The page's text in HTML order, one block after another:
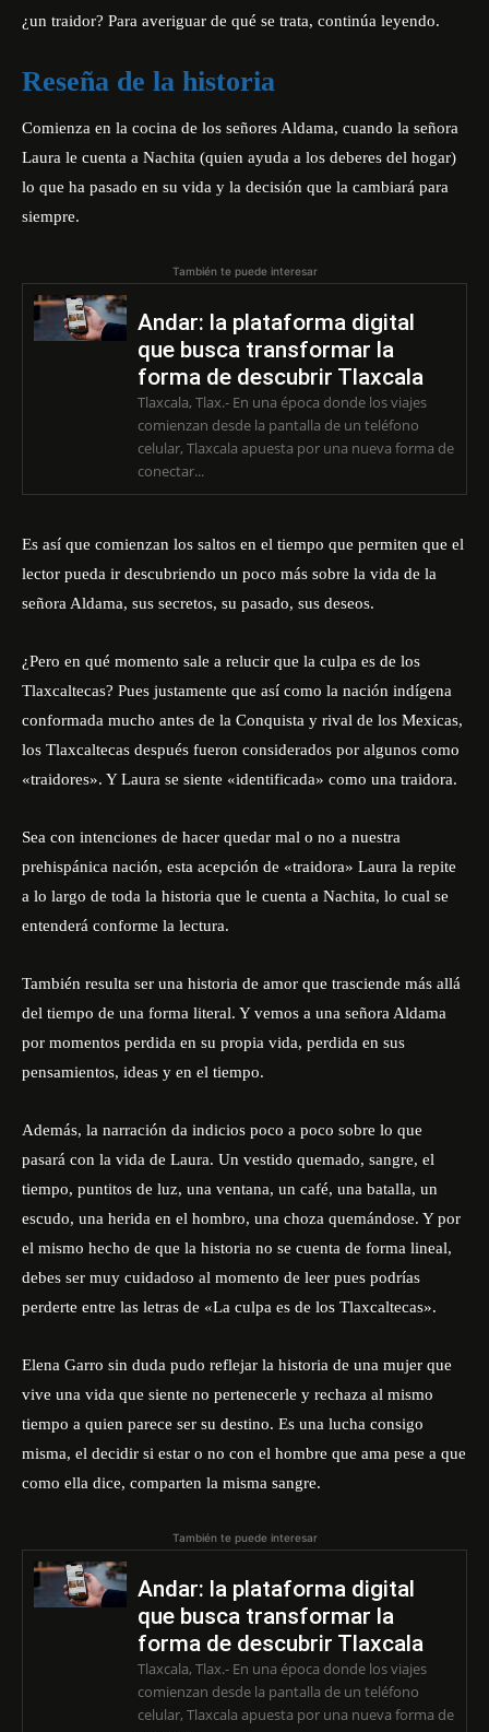
¿un traidor? Para averiguar de qué se trata, continúa leyendo.
Reseña de la historia
Comienza en la cocina de los señores Aldama, cuando la señora
Laura le cuenta a Nachita (quien ayuda a los deberes del hogar)
lo que ha pasado en su vida y la decisión que la cambiará para
siempre.
También te puede interesar
Andar: la plataforma digital
que busca transformar la
forma de descubrir Tlaxcala
Tlaxcala, Tlax.- En una época donde los viajes
comienzan desde la pantalla de un teléfono
celular, Tlaxcala apuesta por una nueva forma de
conectar...
Es así que comienzan los saltos en el tiempo que permiten que el
lector pueda ir descubriendo un poco más sobre la vida de la
señora Aldama, sus secretos, su pasado, sus deseos.
¿Pero en qué momento sale a relucir que la culpa es de los
Tlaxcaltecas? Pues justamente que así como la nación indígena
conformada mucho antes de la Conquista y rival de los Mexicas,
los Tlaxcaltecas después fueron considerados por algunos como
«traidores». Y Laura se siente «identificada» como una traidora.
Sea con intenciones de hacer quedar mal o no a nuestra
prehispánica nación, esta acepción de «traidora» Laura la repite
a lo largo de toda la historia que le cuenta a Nachita, lo cual se
entenderá conforme la lectura.
También resulta ser una historia de amor que trasciende más allá
del tiempo de una forma literal. Y vemos a una señora Aldama
por momentos perdida en su propia vida, perdida en sus
pensamientos, ideas y en el tiempo.
Además, la narración da indicios poco a poco sobre lo que
pasará con la vida de Laura. Un vestido quemado, sangre, el
tiempo, puntitos de luz, una ventana, un café, una batalla, un
escudo, una herida en el hombro, una choza quemándose. Y por
el mismo hecho de que la historia no se cuenta de forma lineal,
debes ser muy cuidadoso al momento de leer pues podrías
perderte entre las letras de «La culpa es de los Tlaxcaltecas».
Elena Garro sin duda pudo reflejar la historia de una mujer que
vive una vida que siente no pertenecerle y rechaza al mismo
tiempo a quien parece ser su destino. Es una lucha consigo
misma, el decidir si estar o no con el hombre que ama pese a que
como ella dice, comparten la misma sangre.
También te puede interesar
Andar: la plataforma digital
que busca transformar la
forma de descubrir Tlaxcala
Tlaxcala, Tlax.- En una época donde los viajes
comienzan desde la pantalla de un teléfono
celular, Tlaxcala apuesta por una nueva forma de